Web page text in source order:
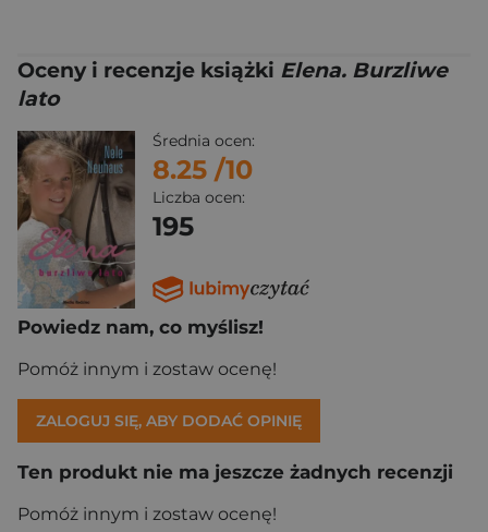
Oceny i recenzje książki Elena. Burzliwe
lato
Średnia ocen:
8.25 /10
Liczba ocen:
195
Powiedz nam, co myślisz!
Pomóż innym i zostaw ocenę!
ZALOGUJ SIĘ, ABY DODAĆ OPINIĘ
Ten produkt nie ma jeszcze żadnych recenzji
Pomóż innym i zostaw ocenę!